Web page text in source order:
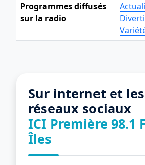
Programmes diffusés
sur la radio
Sur internet et les
réseaux sociaux
ICI Première 98.1
Îles